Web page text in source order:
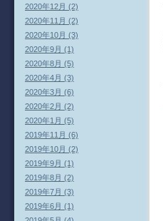
2020年12月 (2)
2020年11月 (2)
2020年10月 (3)
2020年9月 (1)
2020年8月 (5)
2020年4月 (3)
2020年3月 (6)
2020年2月 (2)
2020年1月 (5)
2019年11月 (6)
2019年10月 (2)
2019年9月 (1)
2019年8月 (2)
2019年7月 (3)
2019年6月 (1)